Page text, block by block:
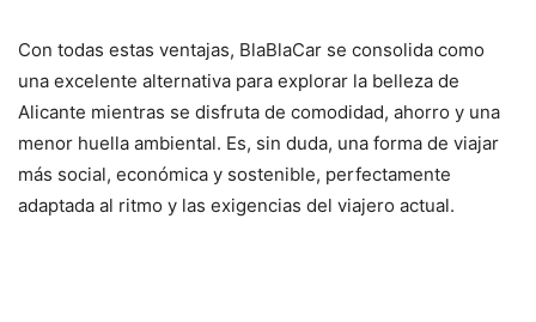
Con todas estas ventajas, BlaBlaCar se consolida como
una excelente alternativa para explorar la belleza de
Alicante mientras se disfruta de comodidad, ahorro y una
menor huella ambiental. Es, sin duda, una forma de viajar
más social, económica y sostenible, perfectamente
adaptada al ritmo y las exigencias del viajero actual.